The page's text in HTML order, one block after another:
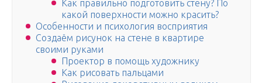
Как правильно подготовить стену? По
какой поверхности можно красить?
Особенности и психология восприятия
Создаём рисунок на стене в квартире
своими руками
Проектор в помощь художнику
Как рисовать пальцами